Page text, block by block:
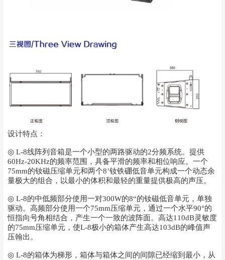
设计特点：
◎ L-8线阵列音箱是一个小型的两路驱动的2分频系统。提供
60Hz-20KHz的频率范围，具备平滑的频率和相位响应。一个
75mm的钕磁压缩单元和两个8’钕铁硼低音单元构成一个动态余
量极大的组合，以最小的体积和最轻的重量提供极高的声压。
◎ L-8的中低频部分使用一对300W的8“的钕磁低音单元，单独
驱动。高频部分使用一个75mm压缩单元，通过一个水平90°的
恒指向号角相结合，产生一个一致的波阵面。高达110dB灵敏度
的75mm压缩单元，使L-8极小的箱体产生高达103dB的峰值声
压翰出。
◎ L-8的箱体为梯形，箱体与箱体之间的间隙已经缩到最小，从